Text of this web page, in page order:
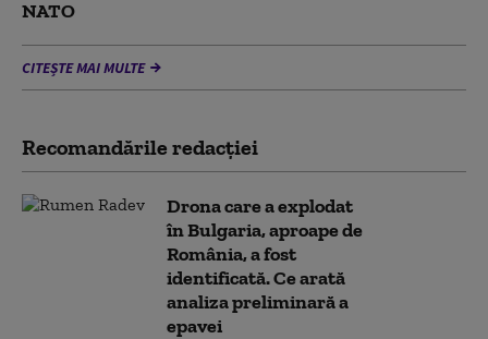
NATO
CITEȘTE MAI MULTE
Recomandările redacţiei
Drona care a explodat
în Bulgaria, aproape de
România, a fost
identificată. Ce arată
analiza preliminară a
epavei